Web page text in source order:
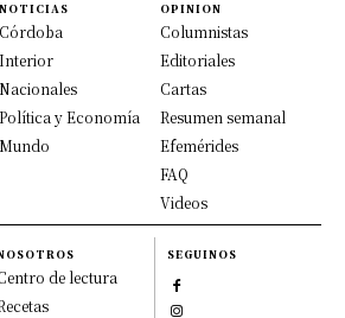
NOTICIAS
Córdoba
Interior
Nacionales
Política y Economía
Mundo
OPINION
Columnistas
Editoriales
Cartas
Resumen semanal
Efemérides
FAQ
Videos
de lectura
SEGUINOS